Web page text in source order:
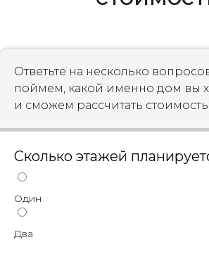
Ответьте на несколько
поймем, какой именно дом вы
и сможем рассчитать стоимость.
Сколько этажей
Один
Два